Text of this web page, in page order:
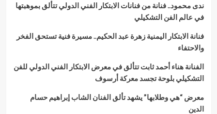
ندى محمود.. فنانة من فنانات الابتكار الفني الدولي تتألق بموهبتها
في عالم الفن التشكيلي
فنانة الابتكار اليمنية زهرة عبد الحكيم.. مسيرة فنية تستحق الفخر
والاحتفاء
الفنانة هناء أحمد ثابت تتألق في معرض الابتكار الفني الدولي للفن
التشكيلي بلوحة تجسد معركة أرسوف
معرض “هي وطلابها” يشهد تألق الفنان الشاب إبراهيم حسام
الدين